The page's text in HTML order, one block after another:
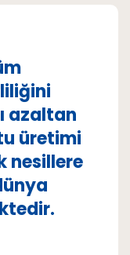
azaltan
üretimi
nesillere